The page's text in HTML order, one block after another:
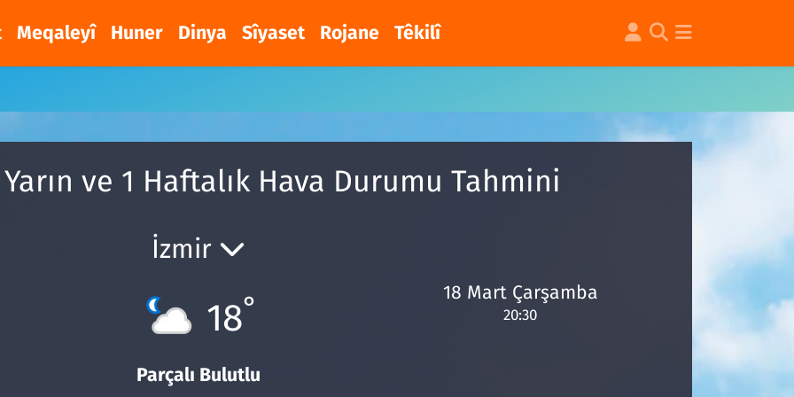
Meqaleyî Huner Dinya Sîyaset Rojane Têkilî
ve 1 Haftalık Hava Durumu Tahmini
İzmir
18°
Parçalı Bulutlu
18 Mart Çarşamba
20:30